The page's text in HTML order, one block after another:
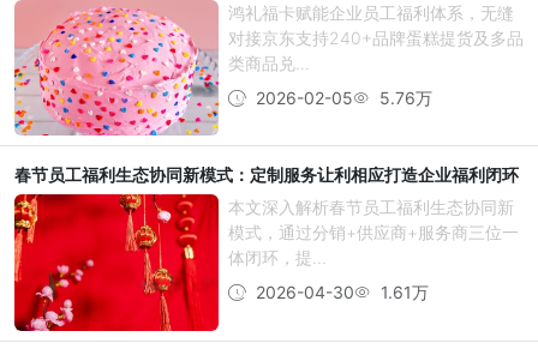
鸿礼福卡赋能企业员工福利体系，无缝
对接京东支持240+品牌蛋糕提货及多品
类商品兑...
2026-02-05
5.76万
春节员工福利生态协同新模式：定制服务让利相应打造企业福利闭环
本文深入解析春节员工福利生态协同新
模式，通过分销+供应商+服务商三位一
体闭环，提...
2026-04-30
1.61万